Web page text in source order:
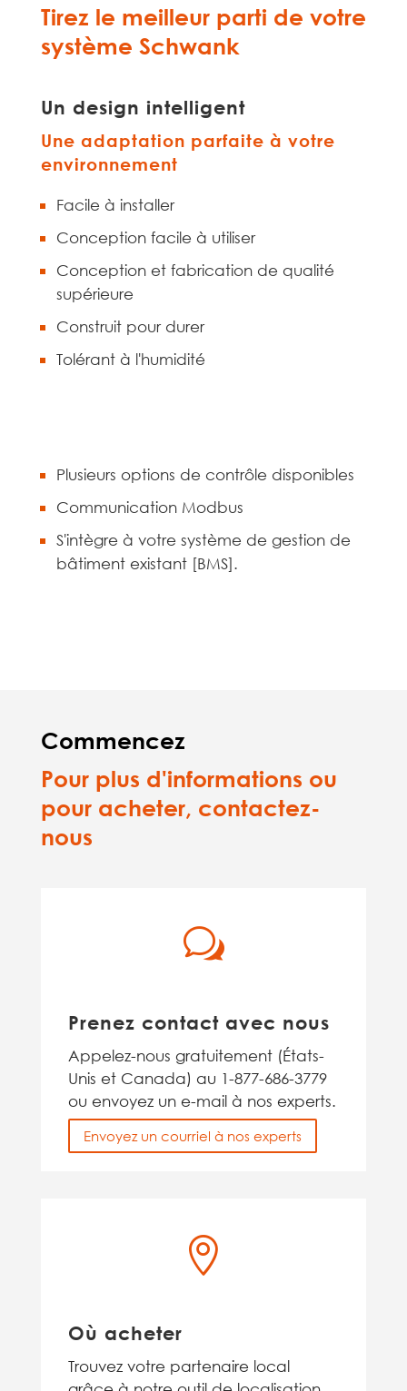
Tirez le meilleur parti de votre
système Schwank
Un design intelligent
Une adaptation parfaite à votre
environnement
Facile à installer
Conception facile à utiliser
Conception et fabrication de qualité
supérieure
Construit pour durer
Tolérant à l'humidité
Plusieurs options de contrôle disponibles
Communication Modbus
S'intègre à votre système de gestion de
bâtiment existant [BMS].
Commencez
Pour plus d'informations ou
pour acheter, contactez-
nous
w
Prenez contact avec nous
Appelez-nous gratuitement (États-
Unis et Canada) au 1-877-686-3779
ou envoyez un e-mail à nos experts.
Envoyez un courriel à nos experts

Où acheter
Trouvez votre partenaire local